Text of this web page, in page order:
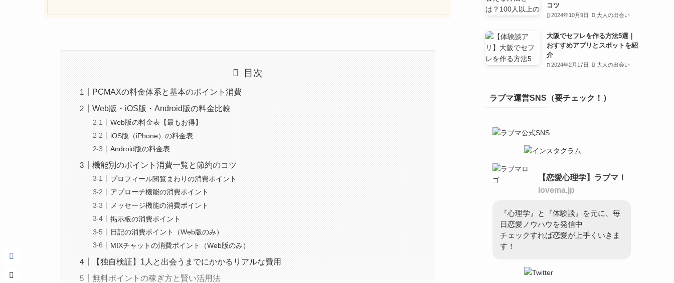
目次
PCMAXの料金体系と基本のポイント消費
Web版・iOS版・Android版の料金比較
Web版の料金表【最もお得】
iOS版（iPhone）の料金表
Android版の料金表
機能別のポイント消費一覧と節約のコツ
プロフィール閲覧まわりの消費ポイント
アプローチ機能の消費ポイント
メッセージ機能の消費ポイント
掲示板の消費ポイント
日記の消費ポイント（Web版のみ）
MIXチャットの消費ポイント（Web版のみ）
【独自検証】1人と出会うまでにかかるリアルな費用
無料ポイントの稼ぎ方と賢い活用法
コツ
2024年10月9日 大人の出会い
大阪でセフレを作る方法5選｜
おすすめアプリとスポットを紹
介
2024年2月17日 大人の出会い
ラブマ運営SNS（要チェック！）
【恋愛心理学】ラブマ！
lovema.jp
『心理学』と『体験談』を元に、毎
日恋愛ノウハウを発信中
チェックすれば恋愛が上手くいきま
す！